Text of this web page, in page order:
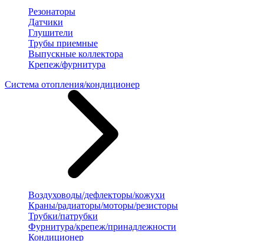
Резонаторы
Датчики
Глушители
Трубы приемные
Выпускные коллектора
Крепеж/фурнитура
Система отопления/кондиционер
Воздуховоды/дефлекторы/кожухи
Краны/радиаторы/моторы/резисторы
Трубки/патрубки
Фурнитура/крепеж/принадлежности
Кондиционер